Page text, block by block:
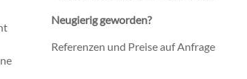
Neugierig geworden?
Referenzen und Preise auf Anfrage